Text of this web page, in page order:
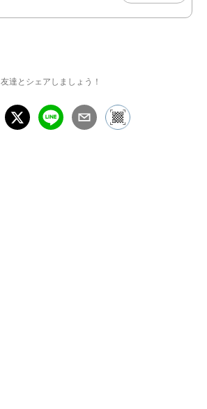
友達とシェアしましょう！